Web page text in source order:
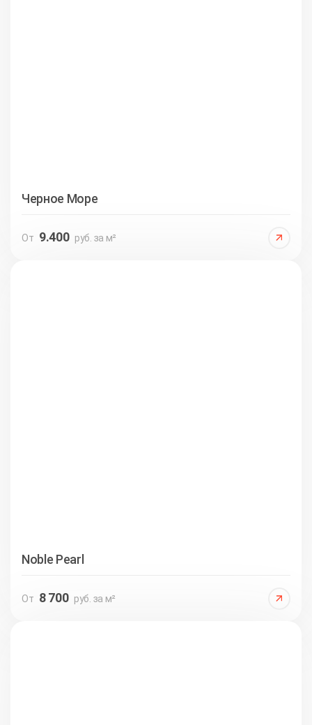
Черное Море
От 9.400 руб. за м²
Noble Pearl
От 8 700 руб. за м²